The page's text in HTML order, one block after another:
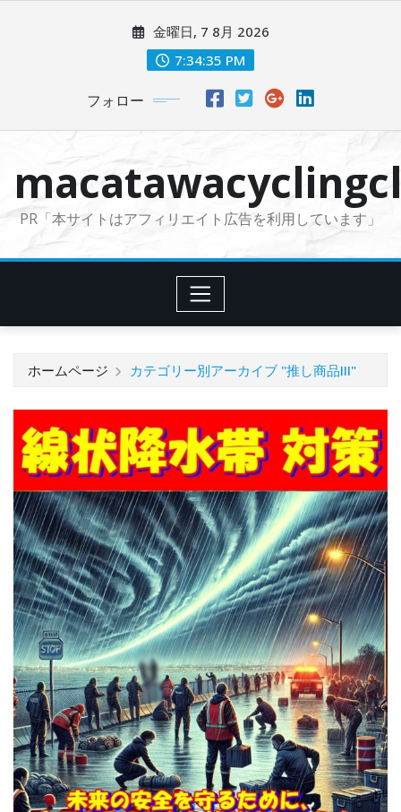
に
金曜日, 7 8月 2026
7:34:38 PM
フォロー
PR「本サイトはアフィリエイト広告を利用しています」
ホームページ カテゴリー別アーカイブ "推し商品III"